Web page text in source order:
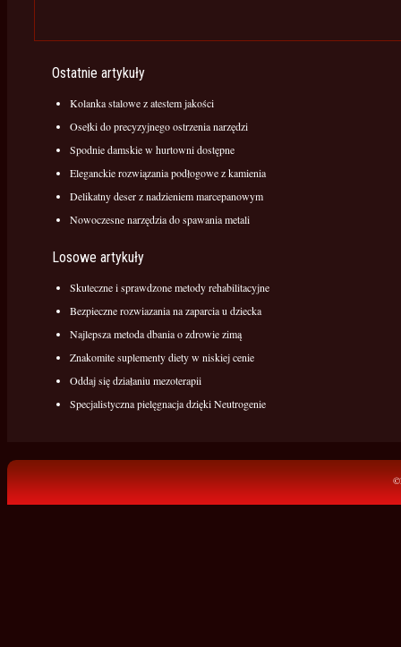
Ostatnie artykuły
Kolanka stalowe z atestem jakości
Osełki do precyzyjnego ostrzenia narzędzi
Spodnie damskie w hurtowni dostępne
Eleganckie rozwiązania podłogowe z kamienia
Delikatny deser z nadzieniem marcepanowym
Nowoczesne narzędzia do spawania metali
Losowe artykuły
Skuteczne i sprawdzone metody rehabilitacyjne
Bezpieczne rozwiazania na zaparcia u dziecka
Najlepsza metoda dbania o zdrowie zimą
Znakomite suplementy diety w niskiej cenie
Oddaj się działaniu mezoterapii
Specjalistyczna pielęgnacja dzięki Neutrogenie